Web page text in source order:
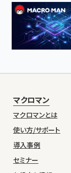
マクロマン
マクロマンとは
使い方/サポート
導入事例
セミナー